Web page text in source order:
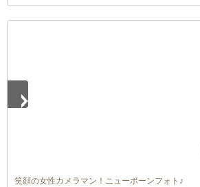
笑顔の女性カメラマン！ニューボーンフォト♪